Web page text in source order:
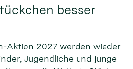
besser
Aktion 2027 werden wieder
Jugendliche und junge